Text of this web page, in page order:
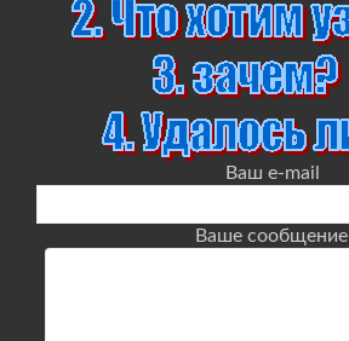
Ваш e-mail
Ваше сообщение